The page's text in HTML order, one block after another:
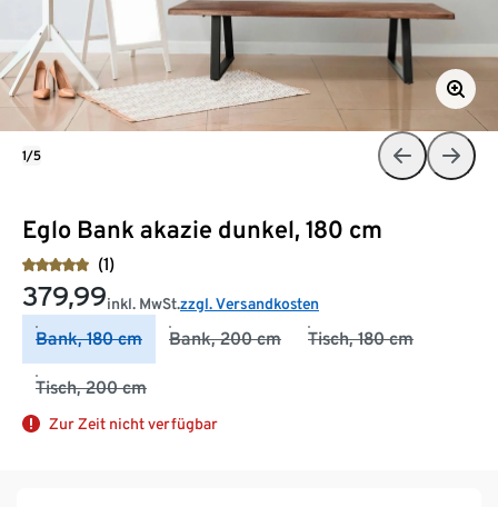
Eglo Bank akazie dunkel, 180 cm
(1)
379,99inkl. MwSt.zzgl. Versandkosten
Bank, 180 cm Bank, 200 cm Tisch, 180 cm
Tisch, 200 cm
Zur Zeit nicht verfügbar
1/5